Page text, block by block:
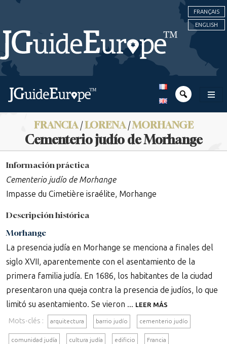
FRANÇAIS
ENGLISH
FRANCIA/LORENA/MORHANGE
Cementerio judío de Morhange
Información práctica
Cementerio judío de Morhange
Impasse du Cimetière israélite, Morhange
Descripción histórica
Morhange
La presencia judía en Morhange se menciona a finales del
siglo XVII, aparentemente con el asentamiento de la
primera familia judía. En 1686, los habitantes de la ciudad
presentaron una queja contra la presencia de judíos, lo que
limitó su asentamiento. Se vieron ... LEER MÁS
Mots-clés : arquitectura barrio judío cementerio judío
comunidad judía cultura judía edificio Francia